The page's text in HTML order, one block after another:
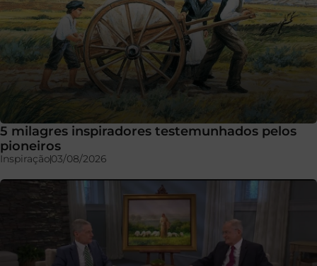
5 milagres inspiradores testemunhados pelos
pioneiros
Inspiração03/08/2026